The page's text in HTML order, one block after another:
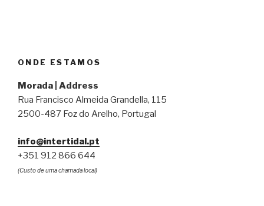
ONDE ESTAMOS
Morada | Address
Rua Francisco Almeida Grandella, 115
2500-487 Foz do Arelho, Portugal
info@intertidal.pt
+351 912 866 644
(Custo de uma chamada local)